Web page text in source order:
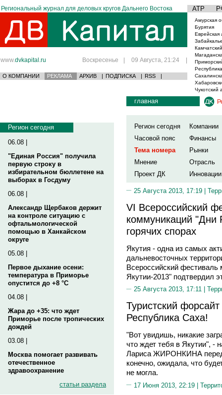
Региональный журнал для деловых кругов Дальнего Востока АТР
www.dvkapital.ru Воскресенье | 09 Августа, 21:24 |
О КОМПАНИИ РЕКЛАМА АРХИВ | ПОДПИСКА | RSS |
Амурская
Бурятия
Еврейская
Чукотский
Регион сегодня
06.08 |
"Единая Россия" получила
первую строку в
избирательном бюллетене на
выборах в Госдуму
06.08 |
Александр Щербаков держит
на контроле ситуацию с
офтальмологической
помощью в Ханкайском
округе
05.08 |
Первое дыхание осени:
температура в Приморье
опустится до +8 °C
04.08 |
Жара до +35: что ждет
Приморье после тропических
дождей
03.08 |
Москва помогает развивать
отечественное
здравоохранение
статьи раздела
главная
Регион сегодня
Компании
Часовой пояс
Финансы
Тема номера
Рынки
Мнение
Отрасль
Проект ДК
Инновации
25 Августа 2013, 17:19 |
VI Всероссийский
коммуникаций "Дни
горячих спорах
Якутия - одна из самых
дальневосточных
Всероссийский
Якутии-2013" подтвердил
25 Августа 2013, 17:11 |
Туристский
Республика Саха!
"Вот увидишь, никакие
что ждет тебя в Якутии", -
Лариса ЖИРОНКИНА перед
конечно, ожидала, что
не могла.
17 Июня 2013, 22:19 |